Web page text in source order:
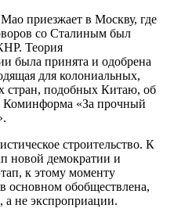
приезжает в Москву, где
со Сталиным был
Теория
была принята и одобрена
для колониальных,
стран, подобных Китаю, об
Коминформа «За прочный
строительство. К
новой демократии и
к этому моменту
основном обобществлена,
а не экспроприации.